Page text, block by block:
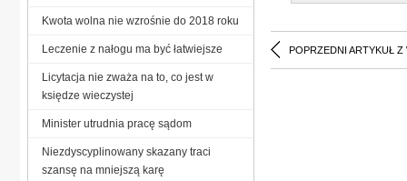
POPRZEDNI ARTYKUŁ Z
Kwota wolna nie wzrośnie do 2018 roku
Leczenie z nałogu ma być łatwiejsze
Licytacja nie zważa na to, co jest w
księdze wieczystej
Minister utrudnia pracę sądom
Niezdyscyplinowany skazany traci
szansę na mniejszą karę